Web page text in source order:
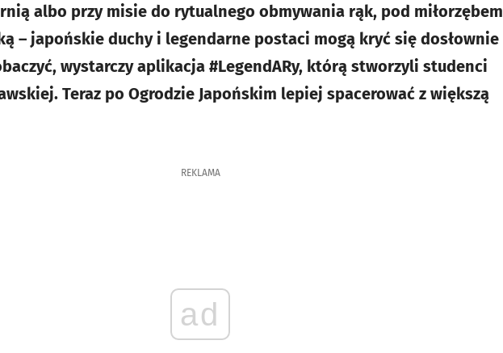
albo przy misie do rytualnego obmywania rąk, pod miłorzębem
– japońskie duchy i legendarne postaci mogą kryć się dosłownie
wystarczy aplikacja #LegendARy, którą stworzyli studenci
Teraz po Ogrodzie Japońskim lepiej spacerować z większą
REKLAMA
ad